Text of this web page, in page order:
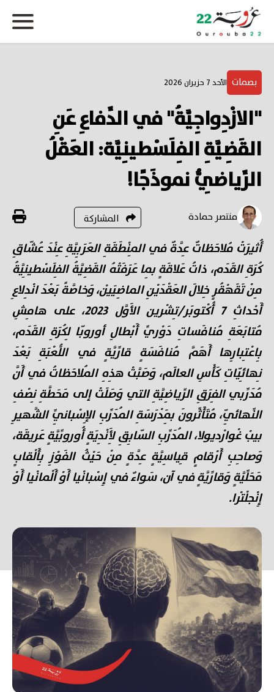
بصمات الأحد 7 حزيران 2026
"الازْدِواجِيَّةُ" في الدِّفاعِ عَنِ
القَضِيَّةِ الفِلَسْطينِيَّة: العَقْلُ
الرِّياضِيُّ نموذَجًا!
منتصر حمادة المشاركة
أُثيرَتْ مُلاحَظاتٌ عِدَّةٌ في المِنْطَقَةِ العَرَبِيَّةِ عِنْدَ عُشّاقِ
كُرَةِ القَدَم، ذاتُ عَلاقَةٍ بِما عَرَفَتْهُ القَضِيَّةُ الفِلَسْطينِيَّةُ
مِنْ تَقَهْقُرٍ خِلالَ العَقْدَيْنِ الماضِيَيْن، وَخاصَّةً بَعْدَ انْدِلاعِ
أَحْداثِ 7 أُكْتوبَر/تِشْرين الأَوَّل 2023، على هامِشِ
مُتابَعَةِ مُنافَساتِ دَوْريِّ أَبْطالِ أوروبّا لِكُرَةِ القَدَم،
بِاعْتِبارِها أَهَمَّ مُنافَسَةٍ قارِّيَّةٍ في اللُّعْبَةِ بَعْدَ
نِهائِيّاتِ كَأْسِ العالَم، وَصَبَّتْ هذِهِ المُلاحَظاتُ في أَنَّ
مُدَرِّبي الفِرَقِ الرِّياضِيَّةِ التي وَصَلَتْ إلى مَحَطَّةِ نِصْفِ
النِّهائِيّ، مُتَأَثِّرونَ بِمَدْرَسَةِ المُدَرِّبِ الإِسْبانِيِّ الشَّهيرِ
بيبْ غْوارْديولا، المُدَرِّبِ السّابِقِ لِأَنْدِيَةٍ أُوروبِّيَّةٍ عَريقَة،
وَصاحِبِ أَرْقامٍ قِياسِيَّةٍ عِدَّةٍ مِنْ حَيْثُ الفَوْزِ بِأَلْقابٍ
مَحَلِّيَّةٍ وَقارِّيَّةٍ في آن، سَواءٌ في إِسْبانْيا أَوْ أَلْمانْيا أَوْ
إِنْجلْتْرا.